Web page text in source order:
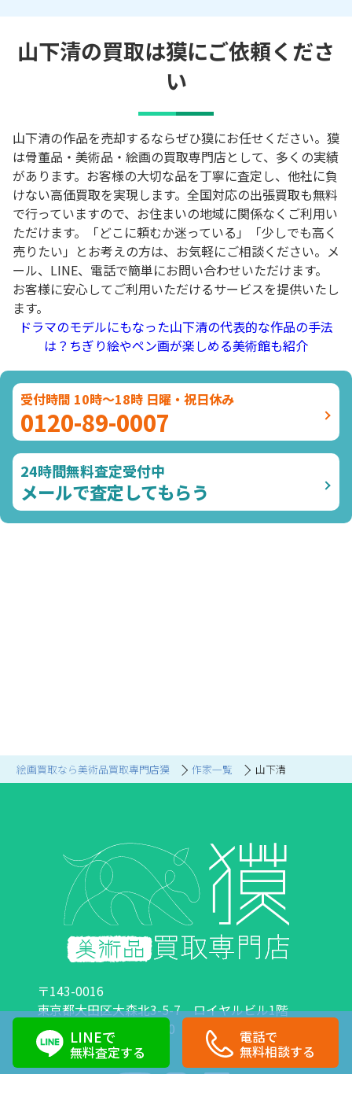
LINEで
無料査定する
電話で
無料相談する
絵画買取なら美術品買取専門店獏 作家一覧 山下清
山下清の買取は獏にご依頼くださ
い
山下清の作品を売却するならぜひ獏にお任せください。獏
は骨董品・美術品・絵画の買取専門店として、多くの実績
があります。お客様の大切な品を丁寧に査定し、他社に負
けない高価買取を実現します。全国対応の出張買取も無料
で行っていますので、お住まいの地域に関係なくご利用い
ただけます。「どこに頼むか迷っている」「少しでも高く
売りたい」とお考えの方は、お気軽にご相談ください。メ
ール、LINE、電話で簡単にお問い合わせいただけます。
お客様に安心してご利用いただけるサービスを提供いたし
ます。
ドラマのモデルにもなった山下清の代表的な作品の手法
は？ちぎり絵やペン画が楽しめる美術館も紹介
受付時間 10時～18時 日曜・祝日休み
0120-89-0007
24時間無料査定受付中
メールで査定してもらう
〒143-0016
東京都大田区大森北3-5-7 ロイヤルビル1階
営業時間：10:00～18:00 定休日：日曜日・祝日
0120-89-0007 03-6423-1033